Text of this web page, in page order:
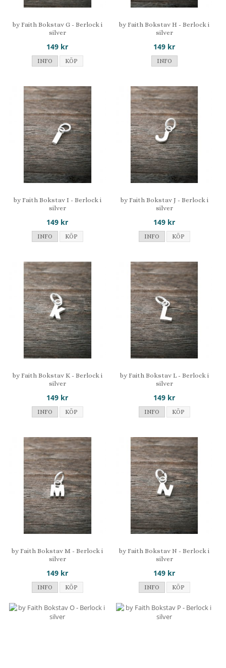
by Faith Bokstav G - Berlock i
silver
149 kr
INFO KÖP
by Faith Bokstav H - Berlock i
silver
149 kr
INFO
by Faith Bokstav I - Berlock i
silver
149 kr
INFO KÖP
by Faith Bokstav J - Berlock i
silver
149 kr
INFO KÖP
by Faith Bokstav K - Berlock i
silver
149 kr
INFO KÖP
by Faith Bokstav L - Berlock i
silver
149 kr
INFO KÖP
by Faith Bokstav M - Berlock i
silver
149 kr
INFO KÖP
by Faith Bokstav N - Berlock i
silver
149 kr
INFO KÖP